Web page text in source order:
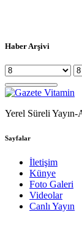
Haber Arşivi
Yerel Süreli
Sayfalar
İletişim
Künye
Foto Galeri
Videolar
Canlı Yayın